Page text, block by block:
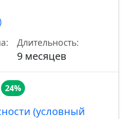
Длительность:
9 месяцев
24%
(условный